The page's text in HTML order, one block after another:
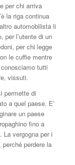
per chi arriva
la riga continua
automobilista li
per l’utente di un
per chi legge
le cuffie mentre
tutti
vissuti.
permette di
a quel paese. E’
un paese
fino a
La vergogna per i
perdere la